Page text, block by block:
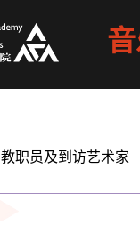
教职员及到访艺术家